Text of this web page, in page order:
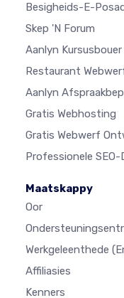
Besigheids-E-
Skep 'n Forum
Aanlyn Kursusbouer
Restaurant
Aanlyn
Gratis Webhosting
Gratis Webwerf
Professionele
Maatskappy
Oor
Werkgeleenthede
Affiliasies
Kenners